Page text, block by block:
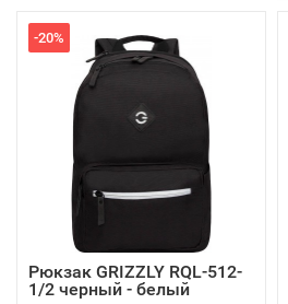
-20%
Рюкзак GRIZZLY RQL-512-
1/2 черный - белый